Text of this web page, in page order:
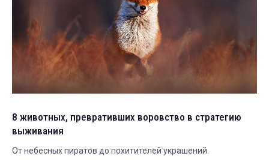
8 животных, превративших воровство в стратегию
выживания
От небесных пиратов до похитителей украшений.